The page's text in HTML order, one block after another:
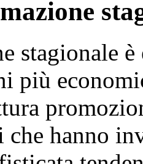
stagionale è
più
che hanno